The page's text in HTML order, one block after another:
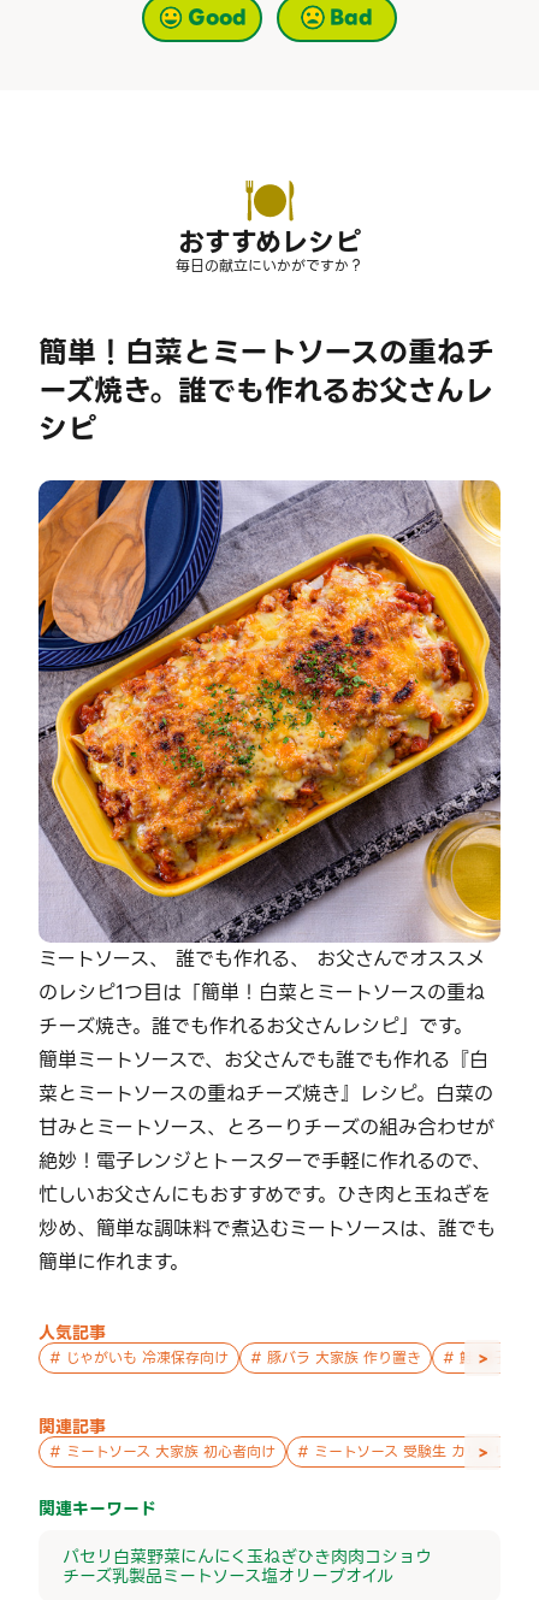
Good Bad
おすすめレシピ
毎日の献立にいかがですか？
簡単！白菜とミートソースの重ねチ
ーズ焼き。誰でも作れるお父さんレ
シピ
ミートソース、 誰でも作れる、 お父さんでオススメ
のレシピ1つ目は「簡単！白菜とミートソースの重ね
チーズ焼き。誰でも作れるお父さんレシピ」です。
簡単ミートソースで、お父さんでも誰でも作れる『白
菜とミートソースの重ねチーズ焼き』レシピ。白菜の
甘みとミートソース、とろーりチーズの組み合わせが
絶妙！電子レンジとトースターで手軽に作れるので、
忙しいお父さんにもおすすめです。ひき肉と玉ねぎを
炒め、簡単な調味料で煮込むミートソースは、誰でも
簡単に作れます。
人気記事
# じゃがいも 冷凍保存向け # 豚バラ 大家族 作り置き # 鮭 親子 作
>
関連記事
# ミートソース 大家族 初心者向け # ミートソース 受験生 カリカリ
>
関連キーワード
パセリ白菜野菜にんにく玉ねぎひき肉肉コショウ
チーズ乳製品ミートソース塩オリーブオイル